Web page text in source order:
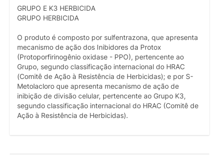
GRUPO E K3 HERBICIDA
GRUPO HERBICIDA
O produto é composto por sulfentrazona, que apresenta
mecanismo de ação dos Inibidores da Protox
(Protoporfirinogênio oxidase - PPO), pertencente ao
Grupo, segundo classificação internacional do HRAC
(Comitê de Ação à Resistência de Herbicidas); e por S-
Metolacloro que apresenta mecanismo de ação de
inibição de divisão celular, pertencente ao Grupo K3,
segundo classificação internacional do HRAC (Comitê de
Ação à Resistência de Herbicidas).